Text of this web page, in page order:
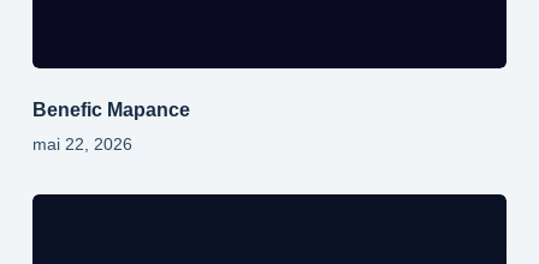
Benefic Mapance
mai 22, 2026